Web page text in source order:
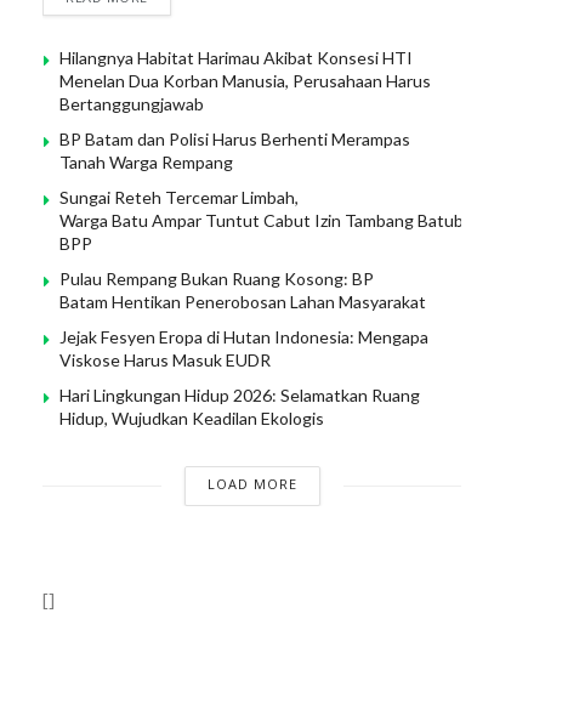
Hilangnya Habitat Harimau Akibat Konsesi HTI
Menelan Dua Korban Manusia, Perusahaan Harus
Bertanggungjawab
BP Batam dan Polisi Harus Berhenti Merampas
Tanah Warga Rempang
Sungai Reteh Tercemar Limbah,
Warga Batu Ampar Tuntut Cabut Izin Tambang Batubara PT
BPP
Pulau Rempang Bukan Ruang Kosong: BP
Batam Hentikan Penerobosan Lahan Masyarakat
Jejak Fesyen Eropa di Hutan Indonesia: Mengapa
Viskose Harus Masuk EUDR
Hari Lingkungan Hidup 2026: Selamatkan Ruang
Hidup, Wujudkan Keadilan Ekologis
LOAD MORE
[]